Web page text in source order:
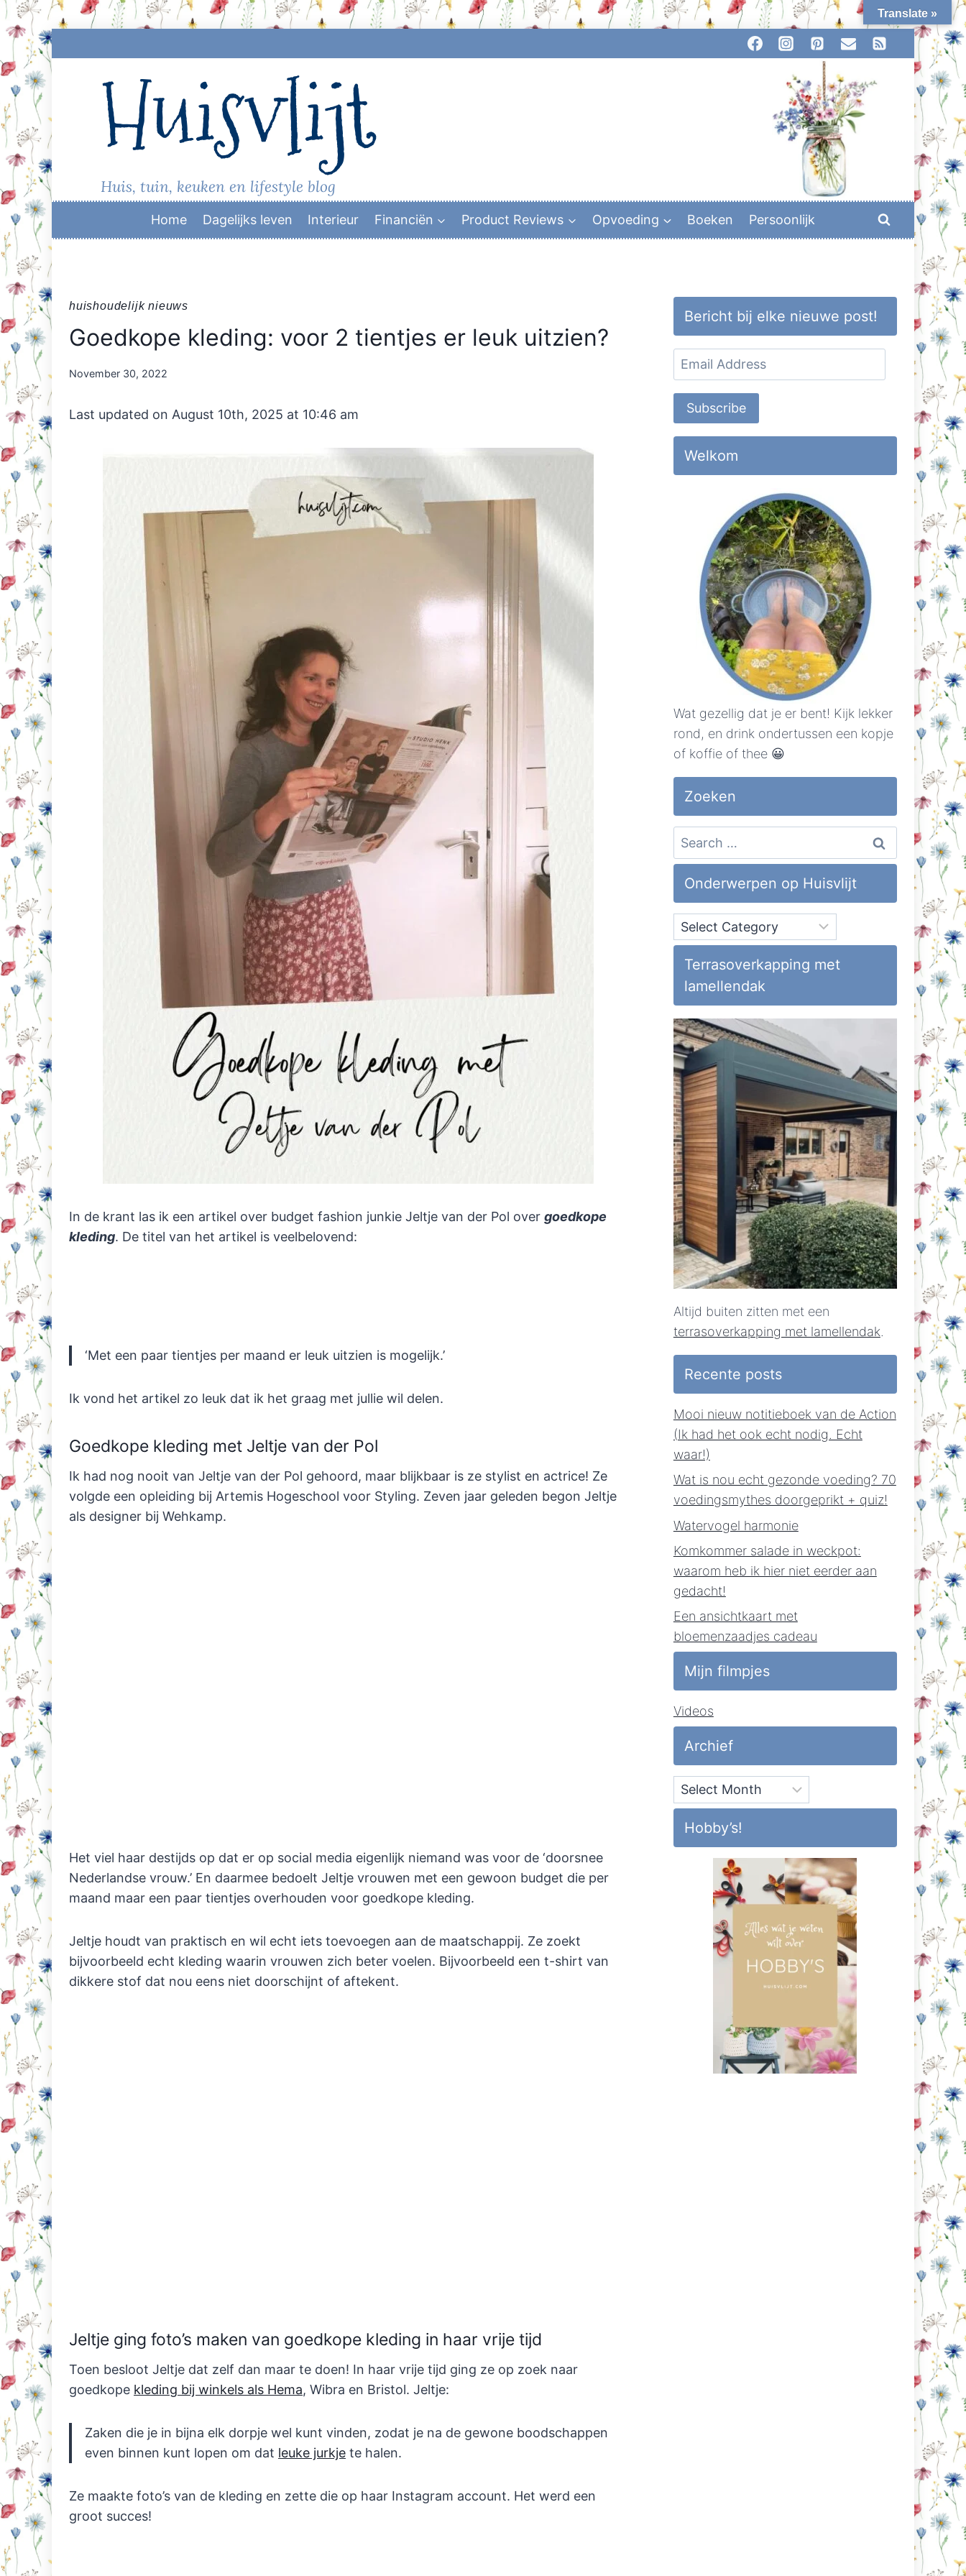
Skip
to
Huisvlijt
Huis, tuin, keuken en lifestyle blog
Home Dagelijks leven Interieur Financiën Product Reviews Opvoeding Boeken Persoonlijk
huishoudelijk nieuws
Goedkope kleding: voor 2 tientjes er leuk uitzien?
By
November 30, 2022
Last updated on August 10th, 2025 at 10:46 am
In de krant las ik een artikel over budget fashion junkie Jeltje van der Pol over goedkope
kleding. De titel van het artikel is veelbelovend:
‘Met een paar tientjes per maand er leuk uitzien is mogelijk.’
Ik vond het artikel zo leuk dat ik het graag met jullie wil delen.
Goedkope kleding met Jeltje van der Pol
Ik had nog nooit van Jeltje van der Pol gehoord, maar blijkbaar is ze stylist en actrice! Ze
volgde een opleiding bij Artemis Hogeschool voor Styling. Zeven jaar geleden begon Jeltje
als designer bij Wehkamp.
Het viel haar destijds op dat er op social media eigenlijk niemand was voor de ‘doorsnee
Nederlandse vrouw.’ En daarmee bedoelt Jeltje vrouwen met een gewoon budget die per
maand maar een paar tientjes overhouden voor goedkope kleding.
Jeltje houdt van praktisch en wil echt iets toevoegen aan de maatschappij. Ze zoekt
bijvoorbeeld echt kleding waarin vrouwen zich beter voelen. Bijvoorbeeld een t-shirt van
dikkere stof dat nou eens niet doorschijnt of aftekent.
Jeltje ging foto’s maken van goedkope kleding in haar vrije tijd
Toen besloot Jeltje dat zelf dan maar te doen! In haar vrije tijd ging ze op zoek naar
goedkope kleding bij winkels als Hema, Wibra en Bristol. Jeltje:
Zaken die je in bijna elk dorpje wel kunt vinden, zodat je na de gewone boodschappen
even binnen kunt lopen om dat leuke jurkje te halen.
Ze maakte foto’s van de kleding en zette die op haar Instagram account. Het werd een
groot succes!
Bericht bij elke nieuwe post!
Email
Address
Subscribe
Welkom
Wat gezellig dat je er bent! Kijk lekker
rond, en drink ondertussen een kopje
of koffie of thee 😀
Zoeken
Search
for:
Onderwerpen op Huisvlijt
Onderwerpen
op
Huisvlijt
Terrasoverkapping met
lamellendak
Altijd buiten zitten met een
terrasoverkapping met lamellendak.
Recente posts
Mooi nieuw notitieboek van de Action
(Ik had het ook echt nodig. Echt
waar!)
Wat is nou echt gezonde voeding? 70
voedingsmythes doorgeprikt + quiz!
Watervogel harmonie
Komkommer salade in weckpot:
waarom heb ik hier niet eerder aan
gedacht!
Een ansichtkaart met
bloemenzaadjes cadeau
Mijn filmpjes
Videos
Archief
Archief
Hobby’s!
Translate »